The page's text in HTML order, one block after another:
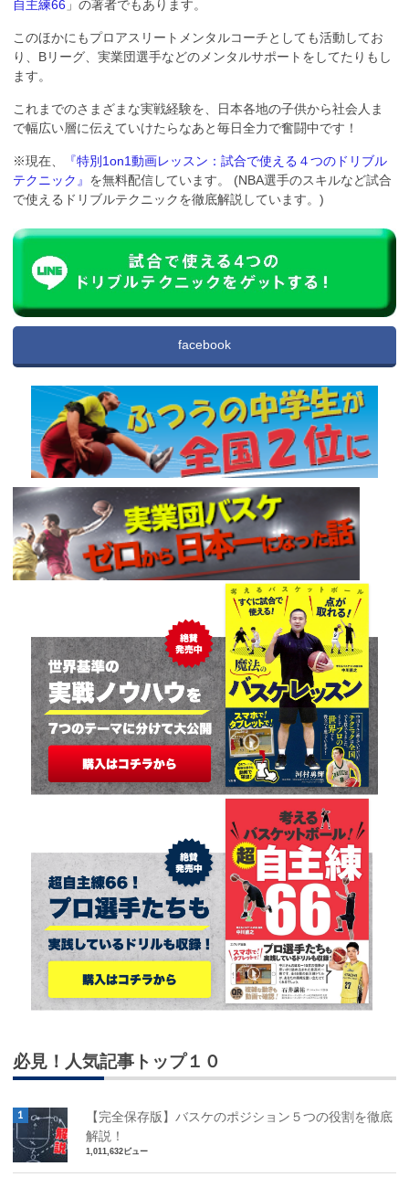
自主練66 」の著者でもあります。
このほかにもプロアスリートメンタルコーチとしても活動してお
り、Bリーグ、実業団選手などのメンタルサポートをしてたりもし
ます。
これまでのさまざまな実戦経験を、日本各地の子供から社会人ま
で幅広い層に伝えていけたらなあと毎日全力で奮闘中です！
※現在、
『特別1on1動画レッスン：試合で使える４つのドリブル
テクニック』 を無料配信しています。 (NBA選手のスキルなど試合
で使えるドリブルテクニックを徹底解説しています。)
facebook
必見！人気記事トップ１０
【完全保存版】バスケのポジション５つの役割を徹底
解説！
1,011,632ビュー